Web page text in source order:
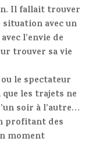
Il fallait trouver
situation avec un
l’envie de
trouver sa vie
le spectateur
les trajets ne
soir à l’autre…
profitant des
moment